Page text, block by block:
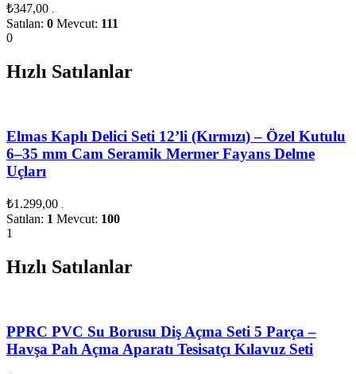
₺347,00
Satılan: 0 Mevcut: 111
0
Hızlı Satılanlar
Elmas Kaplı Delici Seti 12’li (Kırmızı) – Özel Kutulu
6–35 mm Cam Seramik Mermer Fayans Delme
Uçları
₺1.299,00 .
Satılan: 1 Mevcut: 100
1
Hızlı Satılanlar
PPRC PVC Su Borusu Diş Açma Seti 5 Parça –
Havşa Pah Açma Aparatı Tesisatçı Kılavuz Seti